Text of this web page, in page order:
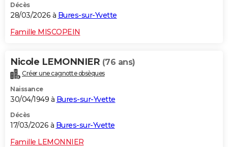
Décès
28/03/2026 à Bures-sur-Yvette
Famille MISCOPEIN
Nicole LEMONNIER (76 ans)
Créer une cagnotte obsèques
Naissance
30/04/1949 à Bures-sur-Yvette
Décès
17/03/2026 à Bures-sur-Yvette
Famille LEMONNIER